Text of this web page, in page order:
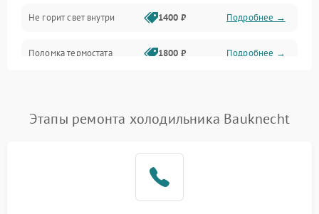
Не горит свет внутри 1400 ₽ Подробнее →
Поломка термостата 1800 ₽ Подробнее →
Поломка системы No Frost 2600 ₽ Подробнее →
Этапы ремонта холодильника Bauknecht